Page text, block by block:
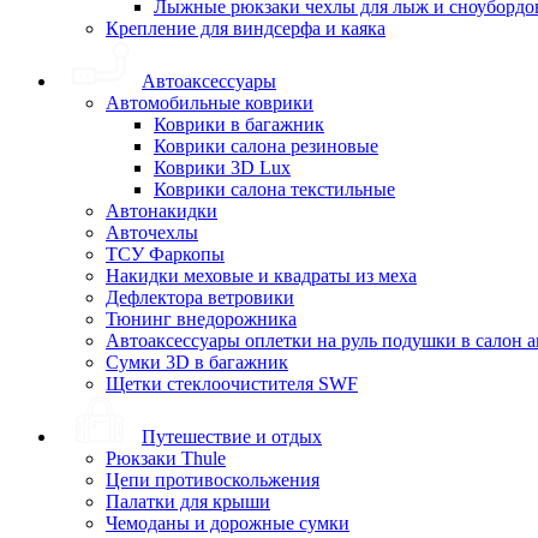
Лыжные рюкзаки чехлы для лыж и
Крепление для виндсерфа и каяка
Автоаксессуары
Автомобильные коврики
Коврики в багажник
Коврики салона резиновые
Коврики 3D Lux
Коврики салона текстильные
Автонакидки
Авточехлы
ТСУ Фаркопы
Накидки меховые и квадраты из меха
Дефлектора ветровики
Тюнинг внедорожника
Автоаксессуары оплетки на руль подушки в салон
Сумки 3D в багажник
Щетки стеклоочистителя SWF
Путешествие и отдых
Рюкзаки Thule
Цепи противоскольжения
Палатки для крыши
Чемоданы и дорожные сумки